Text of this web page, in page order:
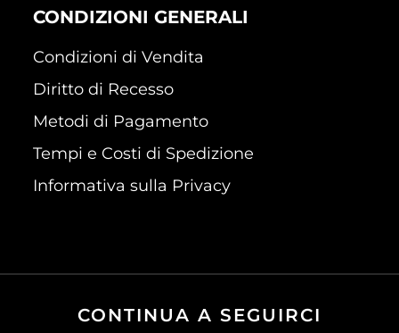
CONDIZIONI GENERALI
Condizioni di Vendita
Diritto di Recesso
Metodi di Pagamento
Tempi e Costi di Spedizione
Informativa sulla Privacy
CONTINUA A SEGUIRCI